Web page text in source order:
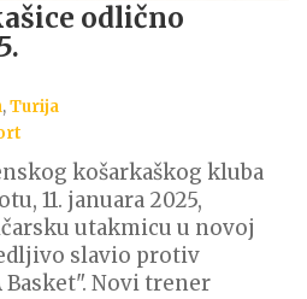
odlično
,Turija
košarkaškog kluba
11. januara 2025,
utakmicu u novoj
slavio protiv
Basket". Novi trener